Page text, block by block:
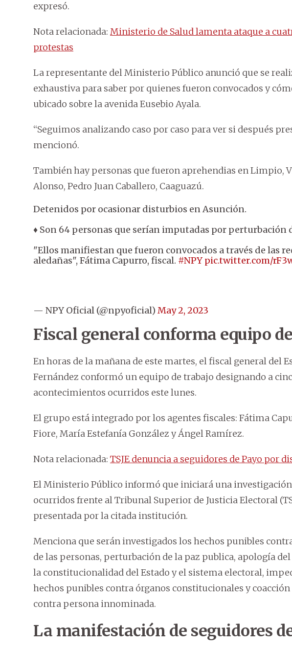
expresó.
Nota relacionada: Ministerio de Salud lamenta ataque a
protestas
La representante del Ministerio Público anunció que se
exhaustiva para saber por quienes fueron convocados y
ubicado sobre la avenida Eusebio Ayala.
“Seguimos analizando caso por caso para ver si después
mencionó.
También hay personas que fueron aprehendias en Limpio,
Alonso, Pedro Juan Caballero, Caaguazú.
Detenidos por ocasionar disturbios en Asunción.
♦ Son 64 personas que serían imputadas por perturbación
"Ellos manifiestan que fueron convocados a través de las
aledañas", Fátima Capurro, fiscal. #NPY pic.twitter.com/
— NPY Oficial (@npyoficial) May 2, 2023
Fiscal general conforma equipo
En horas de la mañana de este martes, el fiscal general del
Fernández conformó un equipo de trabajo designando a
acontecimientos ocurridos este lunes.
El grupo está integrado por los agentes fiscales: Fátima
Fiore, María Estefanía González y Ángel Ramírez.
Nota relacionada: TSJE denuncia a seguidores de Payo por
El Ministerio Público informó que iniciará una
ocurridos frente al Tribunal Superior de Justicia Electoral
presentada por la citada institución.
Menciona que serán investigados los hechos punibles
de las personas, perturbación de la paz publica, apología
la constitucionalidad del Estado y el sistema electoral,
hechos punibles contra órganos constitucionales y
contra persona innominada.
La manifestación de seguidores